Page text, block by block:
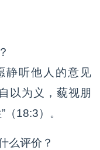
静听他人的意见
以为义，藐视朋
（18:3）。
么评价？